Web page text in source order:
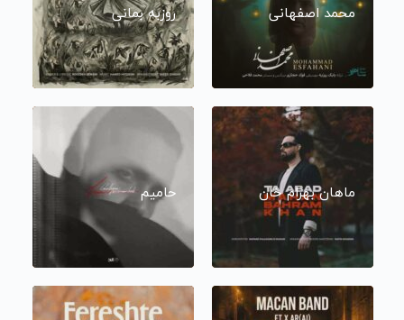
محمد اصفهانی روزبه بمانی
ماهان بهرام خان حامیم